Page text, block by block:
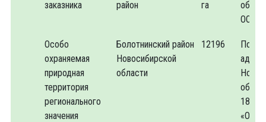
заказника
район
га
ООПТ
Особо
охраняемая
природная
территория
регионального
значения
Болотнинский район
Новосибирской
области
12196
«Об